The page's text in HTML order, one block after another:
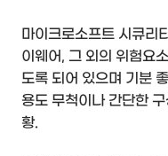
마이크로소프트 시큐리
이웨어, 그 외의 위험요
도록 되어 있으며 기분
용도 무척이나 간단한
황.